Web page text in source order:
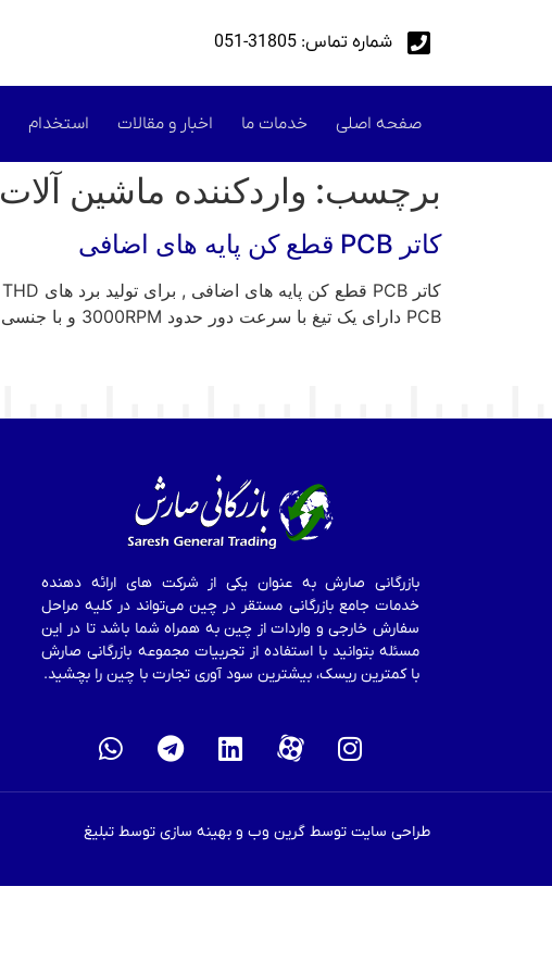
شماره تماس: 31805-051
صفحه اصلی خدمات ما اخبار و مقالات استخدام
برچسب: واردکننده ماشین آلات
کاتر PCB قطع کن پایه های اضافی
PCB دارای یک تیغ با سرعت دور حدود 3000RPM و با جنسی از تنگستن به سرعت دوران می کند […]
بازرگانی صارش به عنوان یکی از شرکت های ارائه دهنده
خدمات جامع بازرگانی مستقر در چین می‌تواند در کلیه مراحل
سفارش خارجی و واردات از چین به همراه شما باشد تا در این
مسئله بتوانید با استفاده از تجربیات مجموعه بازرگانی صارش
با کمترین ریسک، بیشترین سود آوری تجارت با چین را بچشید.
طراحی سایت توسط گرین وب و بهینه سازی توسط تبلیغ